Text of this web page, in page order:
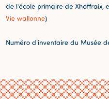
de l'école primaire de Xhoffraix,
Vie wallonne)
Numéro d'inventaire du Musée